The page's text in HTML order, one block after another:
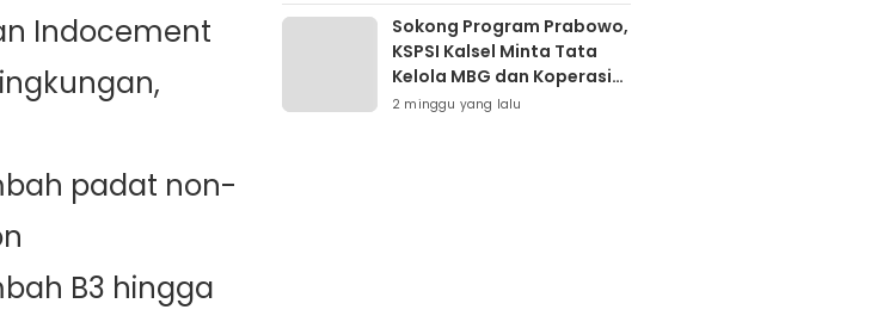
Indocement
padat non-
B3 hingga
Sokong Program Prabowo,
KSPSI Kalsel Minta Tata
Kelola MBG dan Koperasi
Desa Dievaluasi
2 minggu yang lalu